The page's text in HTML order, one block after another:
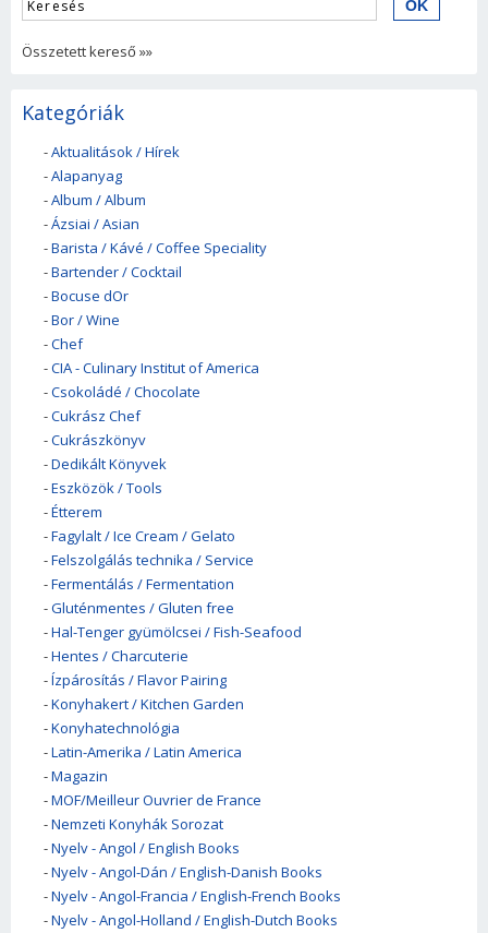
Összetett kereső »»
Kategóriák
-Aktualitások / Hírek
-Alapanyag
-Album / Album
-Ázsiai / Asian
-Barista / Kávé / Coffee Speciality
-Bartender / Cocktail
-Bocuse dOr
-Bor / Wine
-Chef
-CIA - Culinary Institut of America
-Csokoládé / Chocolate
-Cukrász Chef
-Cukrászkönyv
-Dedikált Könyvek
-Eszközök / Tools
-Étterem
-Fagylalt / Ice Cream / Gelato
-Felszolgálás technika / Service
-Fermentálás / Fermentation
-Gluténmentes / Gluten free
-Hal-Tenger gyümölcsei / Fish-Seafood
-Hentes / Charcuterie
-Ízpárosítás / Flavor Pairing
-Konyhakert / Kitchen Garden
-Konyhatechnológia
-Latin-Amerika / Latin America
-Magazin
-MOF/Meilleur Ouvrier de France
-Nemzeti Konyhák Sorozat
-Nyelv - Angol / English Books
-Nyelv - Angol-Dán / English-Danish Books
-Nyelv - Angol-Francia / English-French Books
-Nyelv - Angol-Holland / English-Dutch Books